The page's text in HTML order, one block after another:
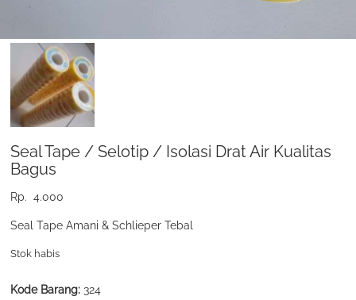
Seal Tape / Selotip / Isolasi Drat Air Kualitas
Bagus
Rp. 4.000
Seal Tape Amani & Schlieper Tebal
Stok habis
Kode Barang: 324